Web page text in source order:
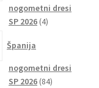
nogometni dresi
SP 2026 44
Španija
nogometni dresi
SP 2026 8484